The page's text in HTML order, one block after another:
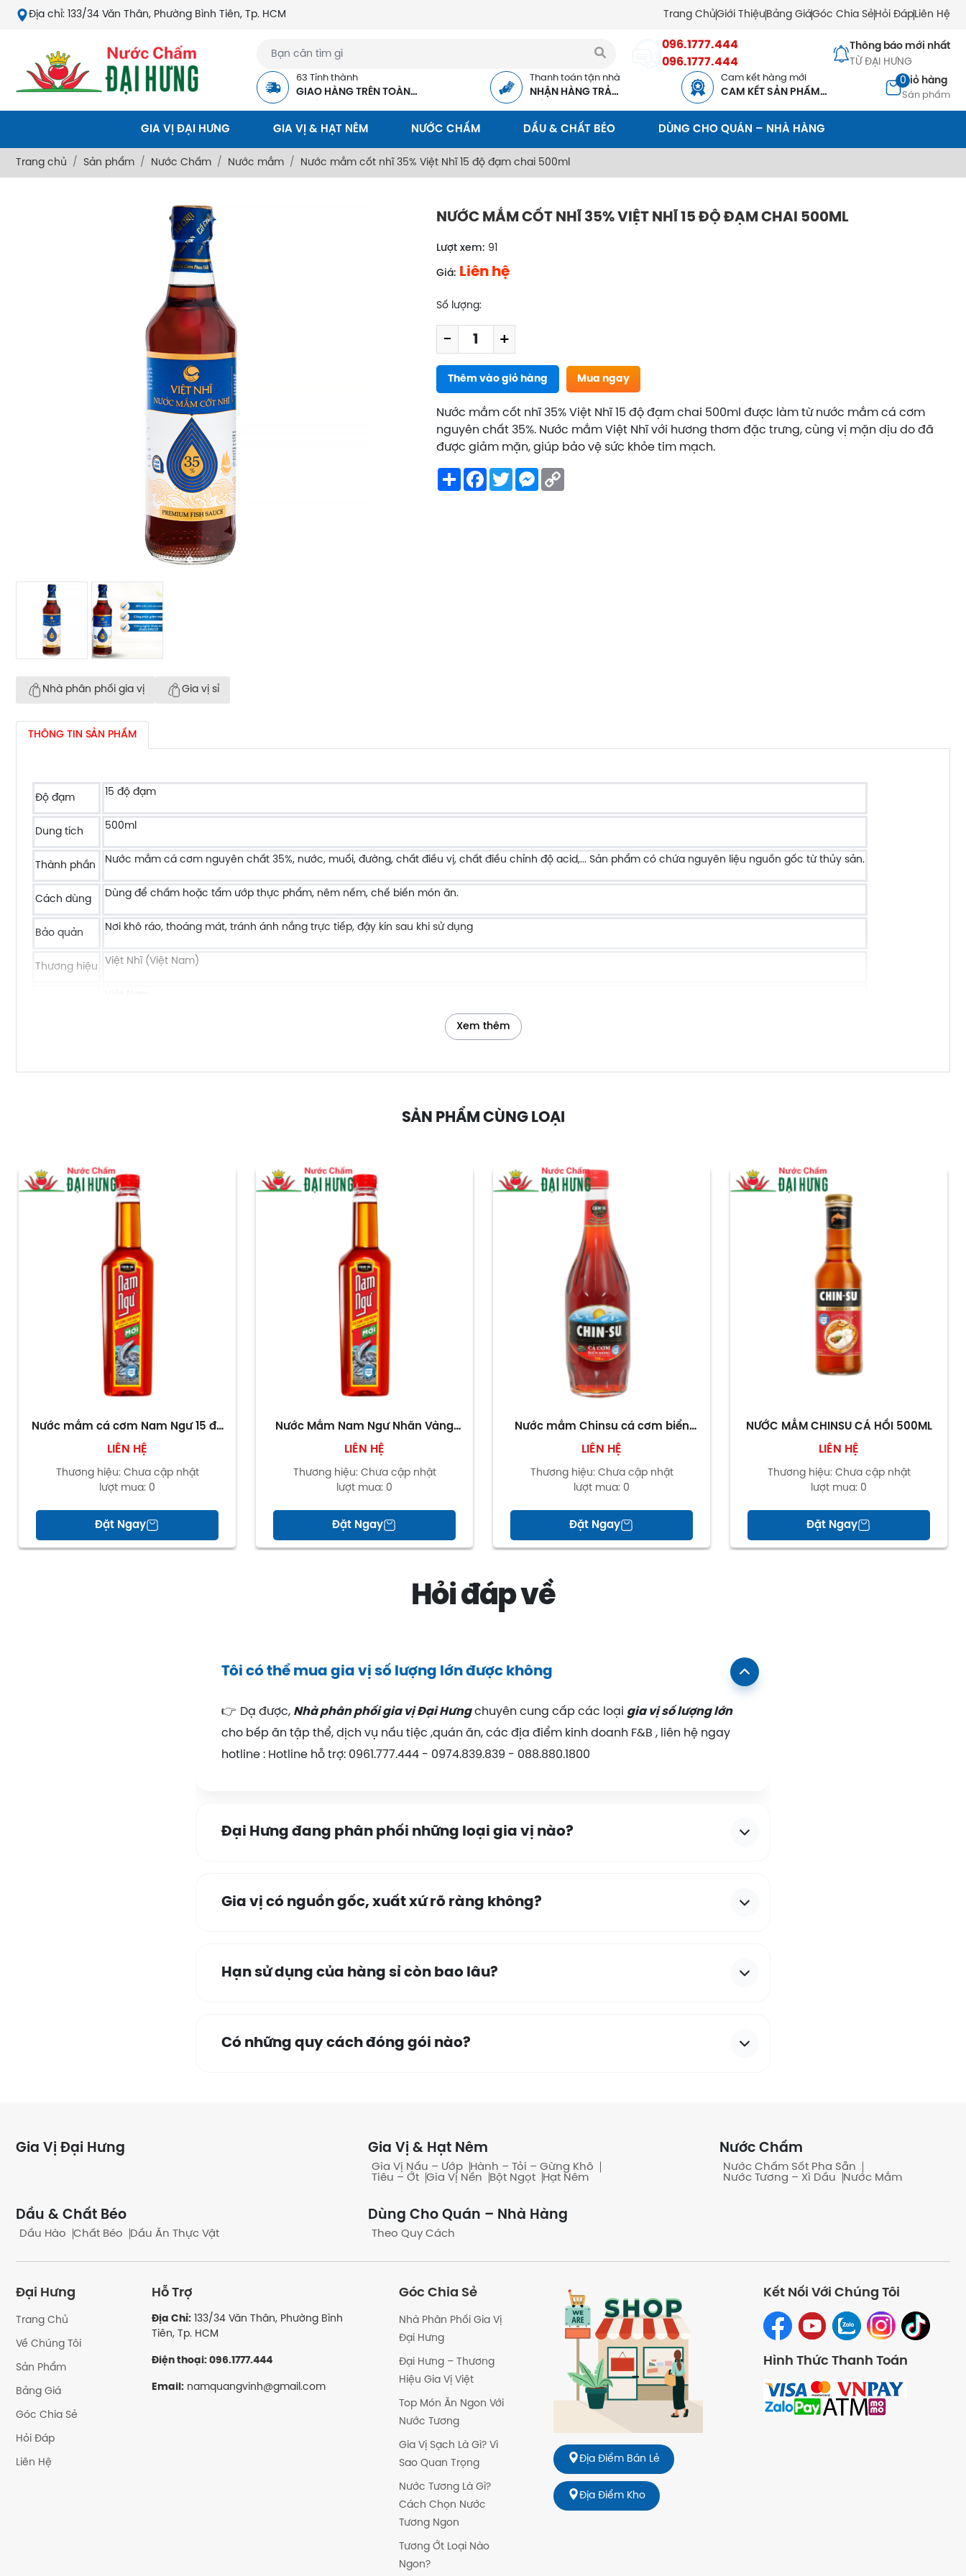
Địa chỉ: 133/34 Văn Thân, Phường Bình Tiên, Tp. HCM Trang ChủGiới Thiệu Bảng GiáGóc Chia Sẻ Hỏi ĐápLiên Hệ
096.1777.444
096.1777.444
Thông báo mới nhất
TỪ ĐẠI HƯNG
63 Tỉnh thành
GIAO HÀNG TRÊN TOÀN
Thanh toán tận nhà
NHẬN HÀNG TRẢ
Cam kết hàng mới
CAM KẾT SẢN PHẨM
Giỏ hàng
Sản phẩm
0
GIA VỊ ĐẠI HƯNG GIA VỊ & HẠT NÊM NƯỚC CHẤM DẦU & CHẤT BÉO DÙNG CHO QUÁN – NHÀ HÀNG
Trang chủ Sản phẩm Nước Chấm Nước mắm Nước mắm cốt nhĩ 35% Việt Nhĩ 15 độ đạm chai 500ml
NƯỚC MẮM CỐT NHĨ 35% VIỆT NHĨ 15 ĐỘ ĐẠM CHAI 500ML
Lượt xem: 91
Giá: Liên hệ
Số lượng:
- +
Thêm vào giỏ hàng Mua ngay
Nước mắm cốt nhĩ 35% Việt Nhĩ 15 độ đạm chai 500ml được làm từ nước mắm cá cơm
nguyên chất 35%. Nước mắm Việt Nhĩ với hương thơm đặc trưng, cùng vị mặn dịu do đã
được giảm mặn, giúp bảo vệ sức khỏe tim mạch.
Share Facebook
TwitterMessenger
Nhà phân phối gia vị Gia vị sỉ
THÔNG TIN SẢN PHẨM
Độ đạm
15 độ đạm
Dung tích
500ml
Thành phần
Nước mắm cá cơm nguyên chất 35%, nước, muối, đường, chất điều vị, chất điều chỉnh độ acid,... Sản phẩm có chứa nguyên liệu nguồn gốc từ thủy sản.
Cách dùng
Dùng để chấm hoặc tẩm ướp thực phẩm, nêm nếm, chế biến món ăn.
Bảo quản
Nơi khô ráo, thoáng mát, tránh ánh nắng trực tiếp, đậy kín sau khi sử dụng
Thương hiệu
Việt Nhĩ (Việt Nam)
Xem thêm
SẢN PHẨM CÙNG LOẠI
Nước mắm cá cơm Nam Ngư 15 độ
đạm chai 500ml
LIÊN HỆ
Thương hiệu: Chưa cập nhật
lượt mua: 0
Đặt Ngay
Nước Mắm Nam Ngư Nhãn Vàng
650Ml
LIÊN HỆ
Thương hiệu: Chưa cập nhật
lượt mua: 0
Đặt Ngay
Nước mắm Chinsu cá cơm biển
đông 25 độ đạm chai 720ml
LIÊN HỆ
Thương hiệu: Chưa cập nhật
lượt mua: 0
Đặt Ngay
NƯỚC MẮM CHINSU CÁ HỒI 500ML
LIÊN HỆ
Thương hiệu: Chưa cập nhật
lượt mua: 0
Đặt Ngay
Hỏi đáp về
Tôi có thể mua gia vị số lượng lớn được không
👉 Dạ được, Nhà phân phối gia vị Đại Hưngchuyên cung cấp các loại gia vị số lượng lớn
cho bếp ăn tập thể, dịch vụ nấu tiệc ,quán ăn, các địa điểm kinh doanh F&B , liên hệ ngay
hotline : Hotline hỗ trợ: 0961.777.444 - 0974.839.839 - 088.880.1800
Đại Hưng đang phân phối những loại gia vị nào?
Gia vị có nguồn gốc, xuất xứ rõ ràng không?
Hạn sử dụng của hàng sỉ còn bao lâu?
Có những quy cách đóng gói nào?
Khách quen có công nợ không?
Gia Vị Đại Hưng Gia Vị & Hạt Nêm
Gia Vị Nấu – Ướp
Hành – Tỏi – Gừng Khô
Tiêu – Ớt
Gia Vị Nền Bột Ngọt Hạt Nêm
Nước Chấm
Nước Chấm Sốt Pha Sẵn
Nước Tương – Xì Dầu
Nước Mắm
Dầu & Chất Béo
Dầu Hào Chất Béo Dầu Ăn Thực Vật
Dùng Cho Quán – Nhà Hàng
Theo Quy Cách
Đại Hưng
Trang Chủ
Về Chúng Tôi
Sản Phẩm
Bảng Giá
Góc Chia Sẻ
Hỏi Đáp
Liên Hệ
Hỗ Trợ
Địa Chỉ:133/34 Văn Thân, Phường Bình
Tiên, Tp. HCM
Điện thoại: 096.1777.444
Email:namquangvinh@gmail.com
Góc Chia Sẻ
Nhà Phân Phối Gia Vị
Đại Hưng
Đại Hưng – Thương
Hiệu Gia Vị Việt
Top Món Ăn Ngon Với
Nước Tương
Gia Vị Sạch Là Gì? Vì
Sao Quan Trọng
Nước Tương Là Gì?
Cách Chọn Nước
Tương Ngon
Tương Ớt Loại Nào
Ngon?
Địa Điểm Bán Lẻ
Địa Điểm Kho
Kết Nối Với Chúng Tôi
Hình Thức Thanh Toán